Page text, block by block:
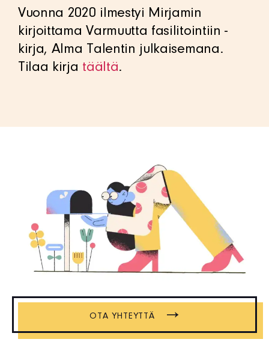
Vuonna 2020 ilmestyi Mirjamin
kirjoittama Varmuutta fasilitointiin -
kirja, Alma Talentin julkaisemana.
Tilaa kirja täältä.
OTA YHTEYTTÄ →